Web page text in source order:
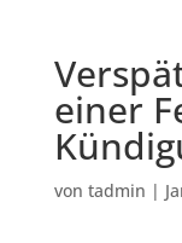
einer
von tadmin |